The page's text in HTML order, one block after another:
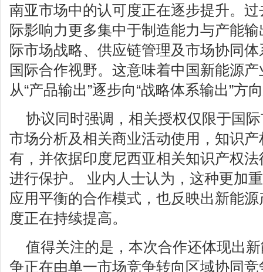
南亚市场中的认可度正在逐步提升。
际影响力更多集中于制造能力与产能
际市场战略、供应链管理及市场协同
国际合作视野。这意味着中国新能源
从“产品输出”逐步向“战略体系输出”方
协议同时强调，相关授权仅限于国
市场分析及相关商业活动使用，知识
有，并依据印度尼西亚相关知识产权
进行保护。 业内人士认为，这种更加
应用平衡的合作模式，也反映出新能
度正在持续提高。
值得关注的是，本次合作还体现出
争正在由单一市场竞争转向区域协同